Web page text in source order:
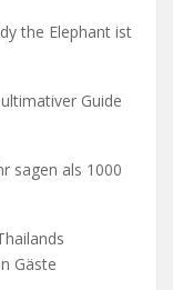
the Elephant ist
Guide
sagen als 1000
Gäste